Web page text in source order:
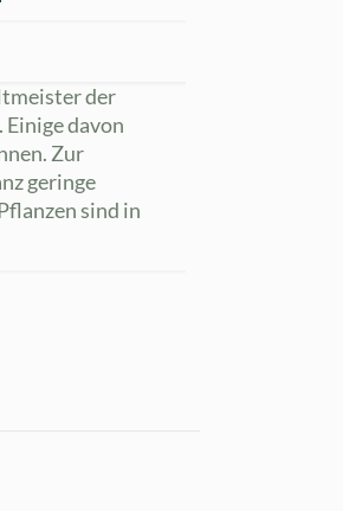
der
Einige davon
Zur
geringe
sind in